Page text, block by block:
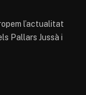
l’actualitat
Pallars Jussà i